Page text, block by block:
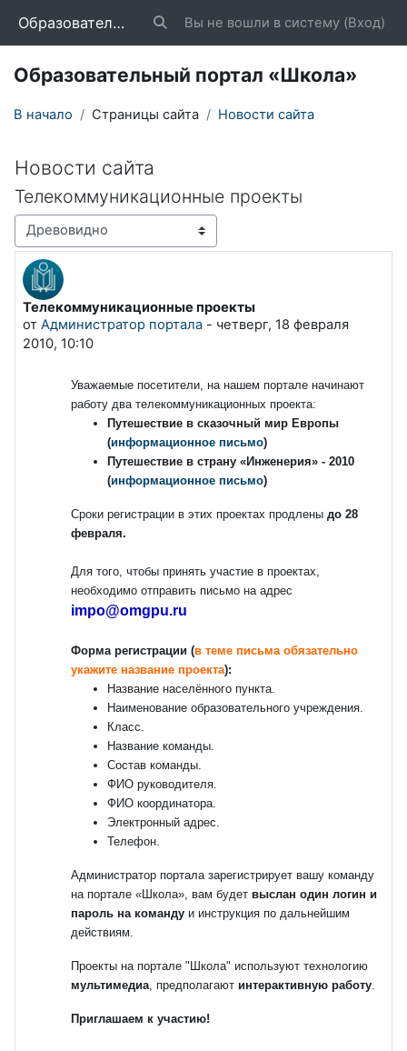
Образовательный портал «Школа» Изменить данные поисковой строки
Вы не вошли в систему (Вход)
Образовательный портал «Школа»
В начало Страницы сайта Новости сайта
Новости сайта
Телекоммуникационные проекты
Режим отображения
Телекоммуникационные проекты
от Администратор портала - четверг, 18 февраля
2010, 10:10
Количество ответов: 0
Уважаемые посетители, на нашем портале начинают
работу два телекоммуникационных проекта:
Путешествие в сказочный мир Европы
(информационное письмо)
Путешествие в страну «Инженерия» - 2010
(информационное письмо)
Сроки регистрации в этих проектах продлены до 28
февраля.
Для того, чтобы принять участие в проектах,
необходимо отправить письмо на адрес
impo@omgpu.ru
Форма регистрации (в теме письма обязательно
укажите название проекта):
Название населённого пункта.
Наименование образовательного учреждения.
Класс.
Название команды.
Состав команды.
ФИО руководителя.
ФИО координатора.
Электронный адрес.
Телефон.
Администратор портала зарегистрирует вашу команду
на портале «Школа», вам будет выслан один логин и
пароль на команду и инструкция по дальнейшим
действиям.
Проекты на портале "Школа" используют технологию
мультимедиа , предполагают интерактивную работу
Приглашаем к участию!